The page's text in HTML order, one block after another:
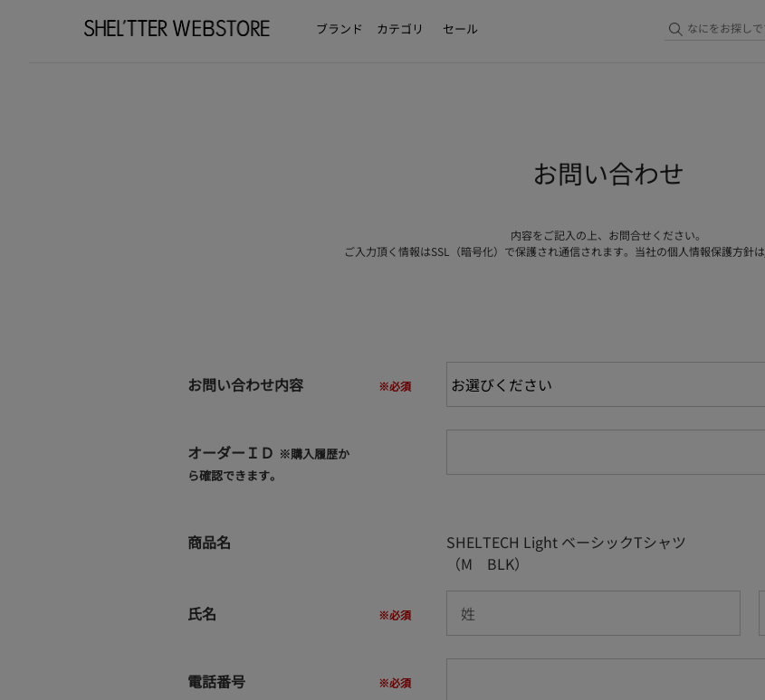
ブランド カテゴリ セール
お問い合わせ
内容をご記入の上、お問合せください。
ご入力頂く情報はSSL（暗号化）で保護され通信されます。当社の個人情報保護方針は
お問い合わせ内容
オーダーＩＤ ※購入履歴か
ら確認できます。
商品名
SHELTECH Light ベーシックTシャツ
（M BLK）
氏名
電話番号